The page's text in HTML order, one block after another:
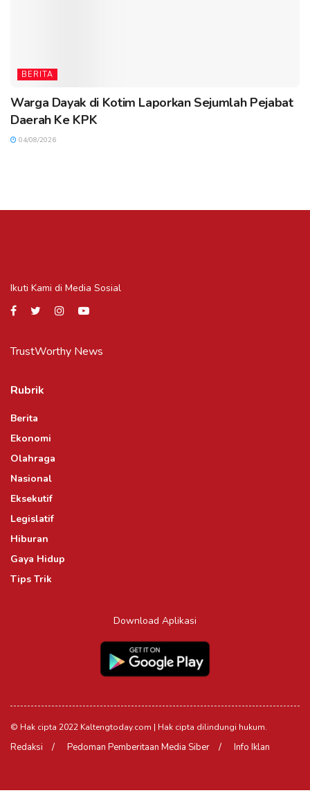
BERITA
Warga Dayak di Kotim Laporkan Sejumlah Pejabat
Daerah Ke KPK
04/08/2026
Ikuti Kami di Media Sosial
TrustWorthy News
Rubrik
Berita
Ekonomi
Olahraga
Nasional
Eksekutif
Legislatif
Hiburan
Gaya Hidup
Tips Trik
Download Aplikasi
© Hak cipta 2022 Kaltengtoday.com | Hak cipta dilindungi hukum.
Redaksi Pedoman Pemberitaan Media Siber Info Iklan